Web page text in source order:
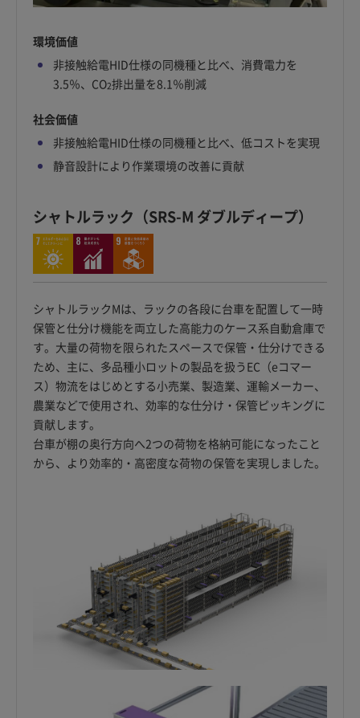
環境価値
非接触給電HID仕様の同機種と比べ、消費電力を
3.5％、CO2排出量を8.1％削減
社会価値
非接触給電HID仕様の同機種と比べ、低コストを実現
静音設計により作業環境の改善に貢献
シャトルラック（SRS-M ダブルディープ）
シャトルラックMは、ラックの各段に台車を配置して一時
保管と仕分け機能を両立した高能力のケース系自動倉庫で
す。大量の荷物を限られたスペースで保管・仕分けできる
ため、主に、多品種小ロットの製品を扱うEC（eコマー
ス）物流をはじめとする小売業、製造業、運輸メーカー、
農業などで使用され、効率的な仕分け・保管ピッキングに
貢献します。
台車が棚の奥行方向へ2つの荷物を格納可能になったこと
から、より効率的・高密度な荷物の保管を実現しました。